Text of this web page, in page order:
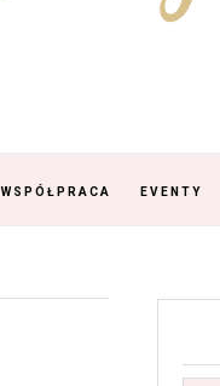
WSPÓŁPRACA EVENTY